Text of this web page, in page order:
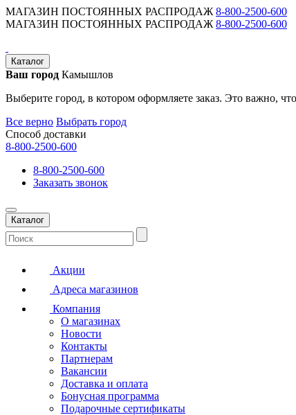
МАГАЗИН ПОСТОЯННЫХ РАСПРОДАЖ 8-800-2500-600
МАГАЗИН ПОСТОЯННЫХ РАСПРОДАЖ 8-800-2500-600
Каталог
Ваш город Камышлов
Выберите город, в котором оформляете заказ. Это важно,
Все верно Выбрать город
Способ доставки
8-800-2500-600
8-800-2500-600
Заказать звонок
Каталог
Акции
Адреса магазинов
Компания
О магазинах
Новости
Контакты
Партнерам
Вакансии
Доставка и оплата
Бонусная программа
Подарочные сертификаты